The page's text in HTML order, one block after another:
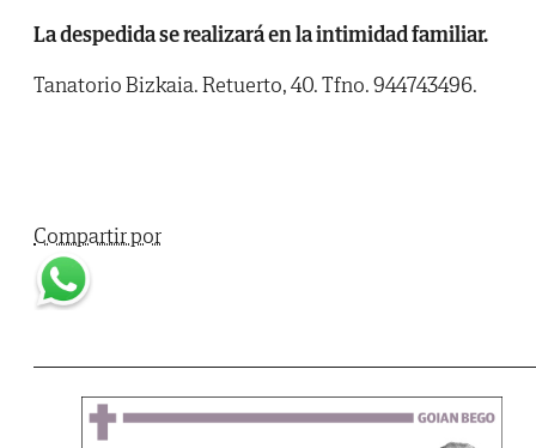
La despedida se realizará en la intimidad familiar.
Tanatorio Bizkaia. Retuerto, 40. Tfno. 944743496.
Compartir por